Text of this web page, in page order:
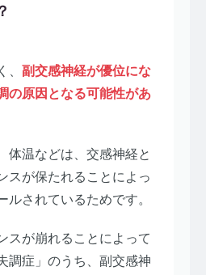
、 副交感神経が優位にな
の原因となる可能性があ
体温などは、交感神経と
スが保たれることによっ
ルされているためです。
スが崩れることによって
調症」のうち、副交感神